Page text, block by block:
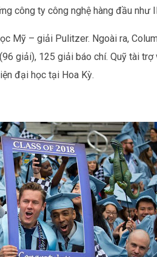
công ty công nghệ hàng đầu như
Mỹ – giải Pulitzer. Ngoài ra,
giải), 125 giải báo chí. Quỹ tài trợ
đại học tại Hoa Kỳ.